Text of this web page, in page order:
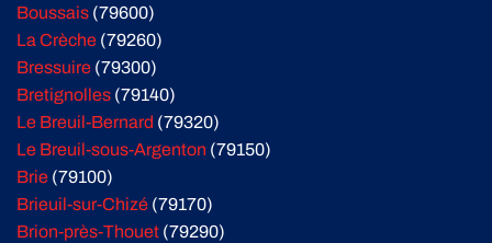
Boussais (79600)
La Crèche (79260)
Bressuire (79300)
Bretignolles (79140)
Le Breuil-Bernard (79320)
Le Breuil-sous-Argenton (79150)
Brie (79100)
Brieuil-sur-Chizé (79170)
Brion-près-Thouet (79290)